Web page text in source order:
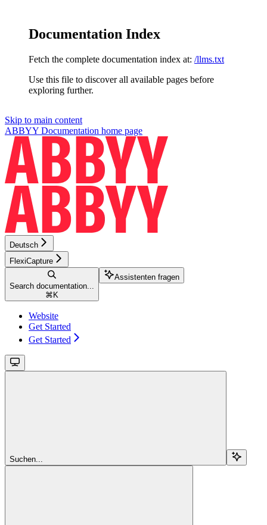
Documentation Index
Fetch the complete documentation index at: /llms.txt
Use this file to discover all available pages before
exploring further.
Skip to main content
ABBYY Documentation home page
Deutsch
FlexiCapture
Search documentation...
⌘ K
Assistenten fragen
Website
Get Started
Get Started
Suchen...